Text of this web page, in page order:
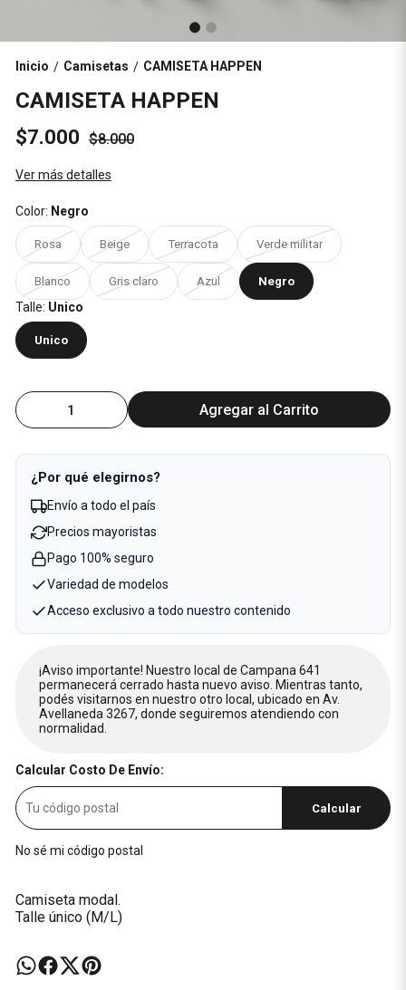
Inicio / Camisetas / CAMISETA HAPPEN
CAMISETA HAPPEN
$7.000 $8.000
Ver más detalles
Color: Negro
Rosa Beige Terracota Verde militar
Blanco Gris claro Azul Negro
Talle: Unico
Unico
Agregar al Carrito
¿Por qué elegirnos?
Envío a todo el país
Precios mayoristas
Pago 100% seguro
Variedad de modelos
Acceso exclusivo a todo nuestro contenido
¡Aviso importante! Nuestro local de Campana 641
permanecerá cerrado hasta nuevo aviso. Mientras tanto,
podés visitarnos en nuestro otro local, ubicado en Av.
Avellaneda 3267, donde seguiremos atendiendo con
normalidad.
Calcular Costo De Envío:
Calcular
No sé mi código postal
Camiseta modal.
Talle único (M/L)